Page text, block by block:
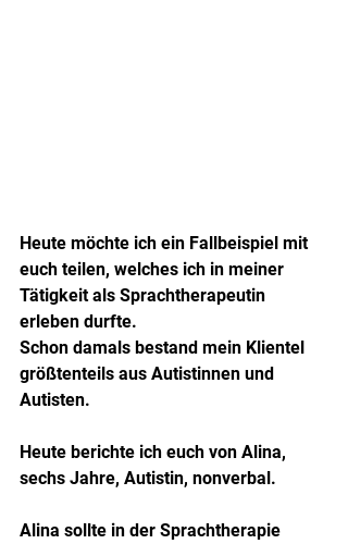
Heute möchte ich ein Fallbeispiel mit
euch teilen, welches ich in meiner
Tätigkeit als Sprachtherapeutin
erleben durfte.
Schon damals bestand mein Klientel
größtenteils aus Autistinnen und
Autisten.
Heute berichte ich euch von Alina,
sechs Jahre, Autistin, nonverbal.
Alina sollte in der Sprachtherapie